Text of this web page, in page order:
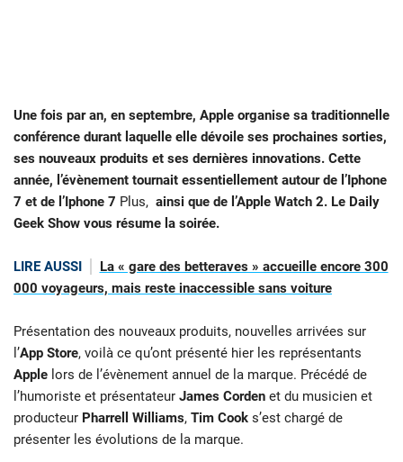
Une fois par an, en septembre, Apple organise sa traditionnelle
conférence durant laquelle elle dévoile ses prochaines sorties,
ses nouveaux produits et ses dernières innovations. Cette
année, l’évènement tournait essentiellement autour de l’Iphone
7 et de l’Iphone 7 Plus, ainsi que de l’Apple Watch 2. Le Daily
Geek Show vous résume la soirée.
LIRE AUSSI
La « gare des betteraves » accueille encore 300
000 voyageurs, mais reste inaccessible sans voiture
Présentation des nouveaux produits, nouvelles arrivées sur
l’App Store, voilà ce qu’ont présenté hier les représentants
Apple lors de l’évènement annuel de la marque. Précédé de
l’humoriste et présentateur James Corden et du musicien et
producteur Pharrell Williams, Tim Cook s’est chargé de
présenter les évolutions de la marque.